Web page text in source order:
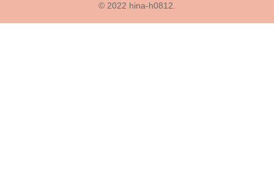
© 2022 hina-h0812.